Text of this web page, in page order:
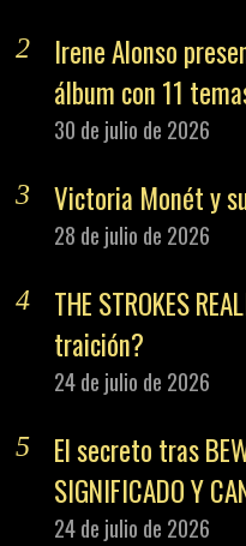
Irene Alonso
álbum con 11
30 de julio de 2026
Victoria Monét y
28 de julio de 2026
THE STROKES
traición?
24 de julio de 2026
El secreto tras
SIGNIFICADO Y
24 de julio de 2026